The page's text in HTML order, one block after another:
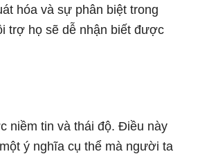
hóa và sự phân biệt trong
trợ họ sẽ dễ nhận biết được
niềm tin và thái độ. Điều này
ý nghĩa cụ thể mà người ta